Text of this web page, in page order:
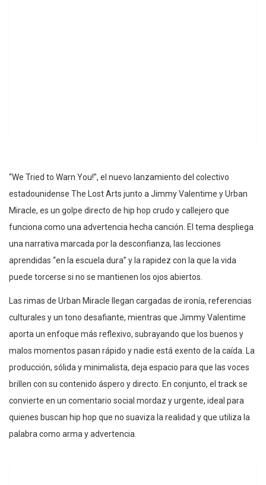
“We Tried to Warn You!”, el nuevo lanzamiento del colectivo
estadounidense The Lost Arts junto a Jimmy Valentime y Urban
Miracle, es un golpe directo de hip hop crudo y callejero que
funciona como una advertencia hecha canción. El tema despliega
una narrativa marcada por la desconfianza, las lecciones
aprendidas “en la escuela dura” y la rapidez con la que la vida
puede torcerse si no se mantienen los ojos abiertos.
Las rimas de Urban Miracle llegan cargadas de ironía, referencias
culturales y un tono desafiante, mientras que Jimmy Valentime
aporta un enfoque más reflexivo, subrayando que los buenos y
malos momentos pasan rápido y nadie está exento de la caída. La
producción, sólida y minimalista, deja espacio para que las voces
brillen con su contenido áspero y directo. En conjunto, el track se
convierte en un comentario social mordaz y urgente, ideal para
quienes buscan hip hop que no suaviza la realidad y que utiliza la
palabra como arma y advertencia.